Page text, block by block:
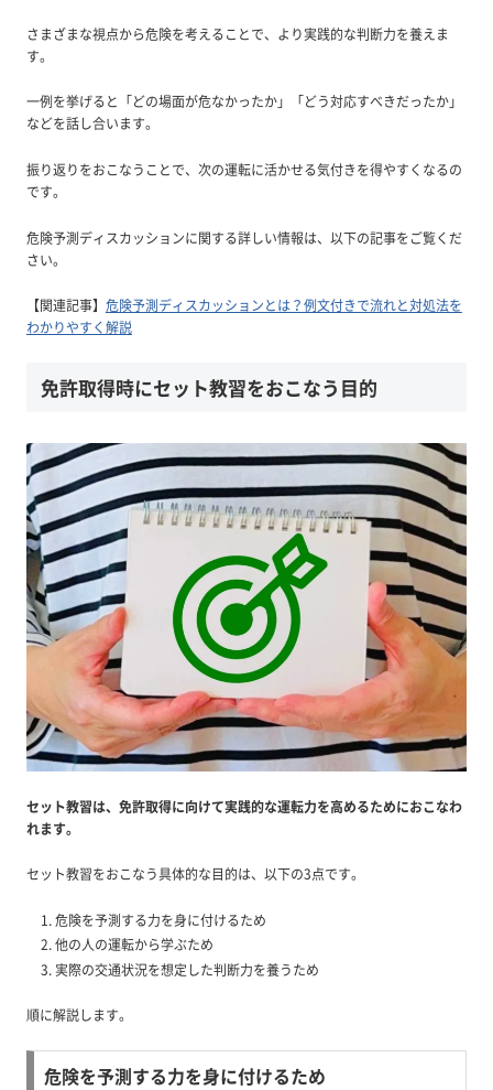
さまざまな視点から危険を考えることで、より実践的な判断力を養えま
す。
一例を挙げると「どの場面が危なかったか」「どう対応すべきだったか」
などを話し合います。
振り返りをおこなうことで、次の運転に活かせる気付きを得やすくなるの
です。
危険予測ディスカッションに関する詳しい情報は、以下の記事をご覧くだ
さい。
【関連記事】 危険予測ディスカッションとは？例文付きで流れと対処法を
わかりやすく解説
免許取得時にセット教習をおこなう目的
セット教習は、免許取得に向けて実践的な運転力を高めるためにおこなわ
れます。
セット教習をおこなう具体的な目的は、以下の3点です。
危険を予測する力を身に付けるため
他の人の運転から学ぶため
実際の交通状況を想定した判断力を養うため
順に解説します。
危険を予測する力を身に付けるため